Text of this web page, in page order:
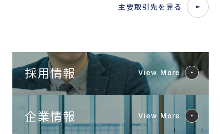
主要取引先を見る
採用情報 View More
企業情報 View More